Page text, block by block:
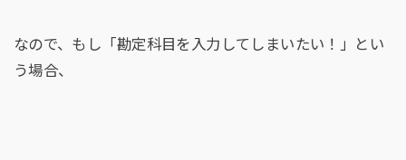
なので、もし「勘定科目を入力してしまいたい！」とい
う場合、